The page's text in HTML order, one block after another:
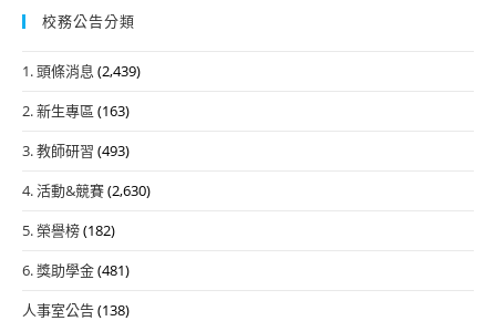
校務公告分類
1. 頭條消息 (2,439)
2. 新生專區 (163)
3. 教師研習 (493)
4. 活動&競賽(2,630)
5. 榮譽榜(182)
6. 獎助學金(481)
人事室公告(138)